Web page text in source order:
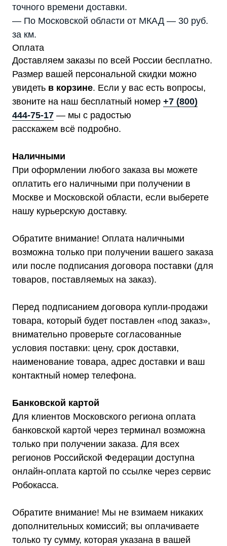
точного времени доставки.
— По Московской области от МКАД — 30 руб.
за км.
Оплата
Доставляем заказы по всей России бесплатно.
Размер вашей персональной скидки можно
увидеть в корзине. Если у вас есть вопросы,
звоните на наш бесплатный номер +7 (800)
444-75-17 — мы с радостью
расскажем всё подробно.
Наличными
При оформлении любого заказа вы можете
оплатить его наличными при получении в
Москве и Московской области, если выберете
нашу курьерскую доставку.
Обратите внимание! Оплата наличными
возможна только при получении вашего заказа
или после подписания договора поставки (для
товаров, поставляемых на заказ).
Перед подписанием договора купли-продажи
товара, который будет поставлен «под заказ»,
внимательно проверьте согласованные
условия поставки: цену, срок доставки,
наименование товара, адрес доставки и ваш
контактный номер телефона.
Банковской картой
Для клиентов Московского региона оплата
банковской картой через терминал возможна
только при получении заказа. Для всех
регионов Российской Федерации доступна
онлайн-оплата картой по ссылке через сервис
Робокасса.
Обратите внимание! Мы не взимаем никаких
дополнительных комиссий; вы оплачиваете
только ту сумму, которая указана в вашей
Мы являемся
официальным
дилером ГК «Штиль"
8 (800) 444-75-17 info@shtil-stab.ru
Оставьте заявку на подбор
менеджеры помогут вам подобрать
подходящий вариант
Оставить заявку